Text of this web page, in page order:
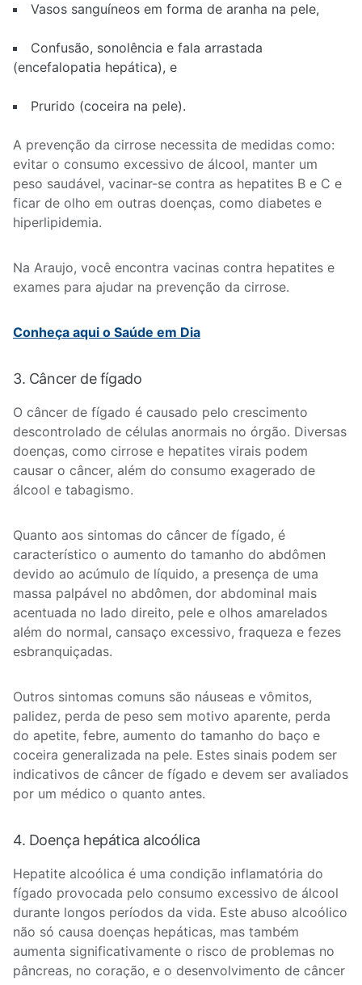
Vasos sanguíneos em forma de aranha na pele,
Confusão, sonolência e fala arrastada
(encefalopatia hepática), e
Prurido (coceira na pele).
A prevenção da cirrose necessita de medidas como:
evitar o consumo excessivo de álcool, manter um
peso saudável, vacinar-se contra as hepatites B e C e
ficar de olho em outras doenças, como diabetes e
hiperlipidemia.
Na Araujo, você encontra vacinas contra hepatites e
exames para ajudar na prevenção da cirrose.
Conheça aqui o Saúde em Dia
3. Câncer de fígado
O câncer de fígado é causado pelo crescimento
descontrolado de células anormais no órgão. Diversas
doenças, como cirrose e hepatites virais podem
causar o câncer, além do consumo exagerado de
álcool e tabagismo.
Quanto aos sintomas do câncer de fígado, é
característico o aumento do tamanho do abdômen
devido ao acúmulo de líquido, a presença de uma
massa palpável no abdômen, dor abdominal mais
acentuada no lado direito, pele e olhos amarelados
além do normal, cansaço excessivo, fraqueza e fezes
esbranquiçadas.
Outros sintomas comuns são náuseas e vômitos,
palidez, perda de peso sem motivo aparente, perda
do apetite, febre, aumento do tamanho do baço e
coceira generalizada na pele. Estes sinais podem ser
indicativos de câncer de fígado e devem ser avaliados
por um médico o quanto antes.
4. Doença hepática alcoólica
Hepatite alcoólica é uma condição inflamatória do
fígado provocada pelo consumo excessivo de álcool
durante longos períodos da vida. Este abuso alcoólico
não só causa doenças hepáticas, mas também
aumenta significativamente o risco de problemas no
pâncreas, no coração, e o desenvolvimento de câncer